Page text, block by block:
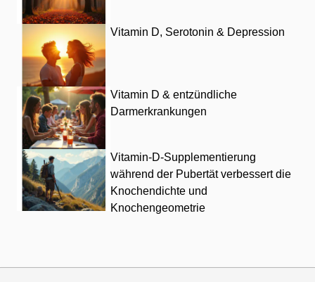
Vitamin D, Serotonin & Depression
Vitamin D & entzündliche
Darmerkrankungen
Vitamin-D-Supplementierung
während der Pubertät verbessert die
Knochendichte und
Knochengeometrie